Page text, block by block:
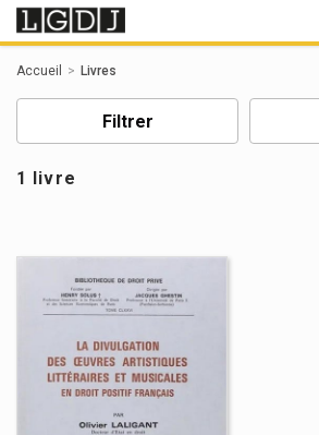
Accueil Livres
Filtrer
1 livre
Panneau de gestion des cookies